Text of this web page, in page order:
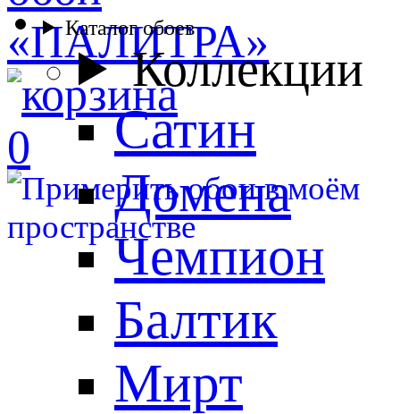
0
Каталог обоев
Коллекции
Сатин
Домена
Чемпион
Балтик
Мирт